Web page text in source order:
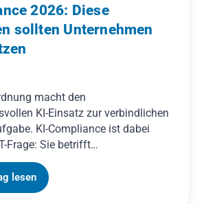
2026: Diese
sollten Unternehmen
macht den
KI-Einsatz zur verbindlichen
KI-Compliance ist dabei
Frage: Sie betrifft
Compliance, Datenschutz,
Geßner Legal zeigt in acht
wie Unternehmen eine
lesen